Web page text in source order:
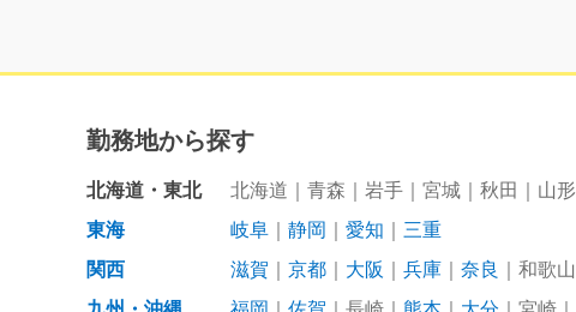
勤務地から探す
北海道・東北 北海道 青森 岩手 宮城 秋田 山形
東海
岐阜 静岡 愛知 三重
関西
滋賀 京都 大阪 兵庫 奈良 和歌山